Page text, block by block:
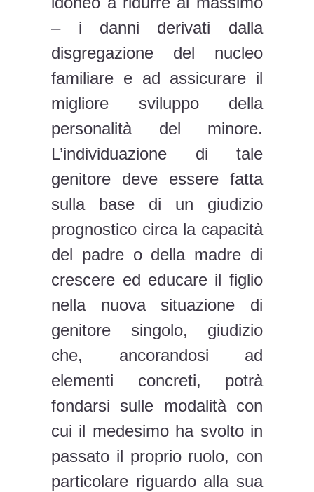
– i danni derivati dalla
disgregazione del nucleo
familiare e ad assicurare il
migliore sviluppo della
personalità del minore.
L’individuazione di tale
genitore deve essere fatta
sulla base di un giudizio
prognostico circa la capacità
del padre o della madre di
crescere ed educare il figlio
nella nuova situazione di
genitore singolo, giudizio
che, ancorandosi ad
elementi concreti, potrà
fondarsi sulle modalità con
cui il medesimo ha svolto in
passato il proprio ruolo, con
particolare riguardo alla sua